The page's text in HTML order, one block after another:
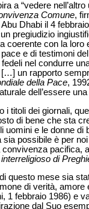
a “vedere
Comune,
Dhabi il 4
pregiudizio
coerente con la
e di testimoni
nel condurre
un rapporto
della Pace,
dell’essere
i titoli dei giornali,
di bene che sta
uomini e le donne
possibile è per
convivenza
di
questo mese sia
di verità,
1 febbraio 1986) e
dal Suo